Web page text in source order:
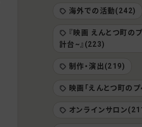
海外での活動(242)
『映画 えんとつ町の
計台~』(223)
制作・演出(219)
映画「えんとつ町の
オンラインサロン